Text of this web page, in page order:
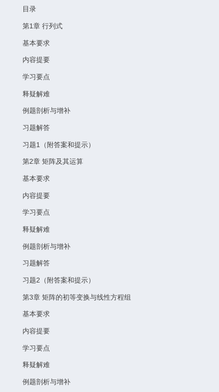
目录
第1章 行列式
基本要求
内容提要
学习要点
释疑解难
例题剖析与增补
习题解答
习题1（附答案和提示）
第2章 矩阵及其运算
基本要求
内容提要
学习要点
释疑解难
例题剖析与增补
习题解答
习题2（附答案和提示）
第3章 矩阵的初等变换与线性方程组
基本要求
内容提要
学习要点
释疑解难
例题剖析与增补